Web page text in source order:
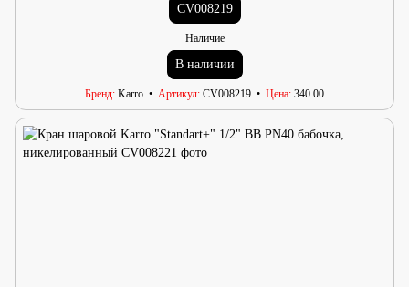
CV008219
Наличие
В наличии
Бренд Karro Артикул CV008219 Цена 340.00